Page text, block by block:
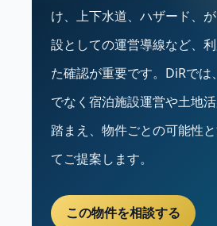
け、上下水道、ハザード、
設としての運営導線など、
た確認が重要です。DiRでは
でなく宿泊施設運営や土地
踏まえ、物件ごとの可能性
てご提案します。
この物件を相談する